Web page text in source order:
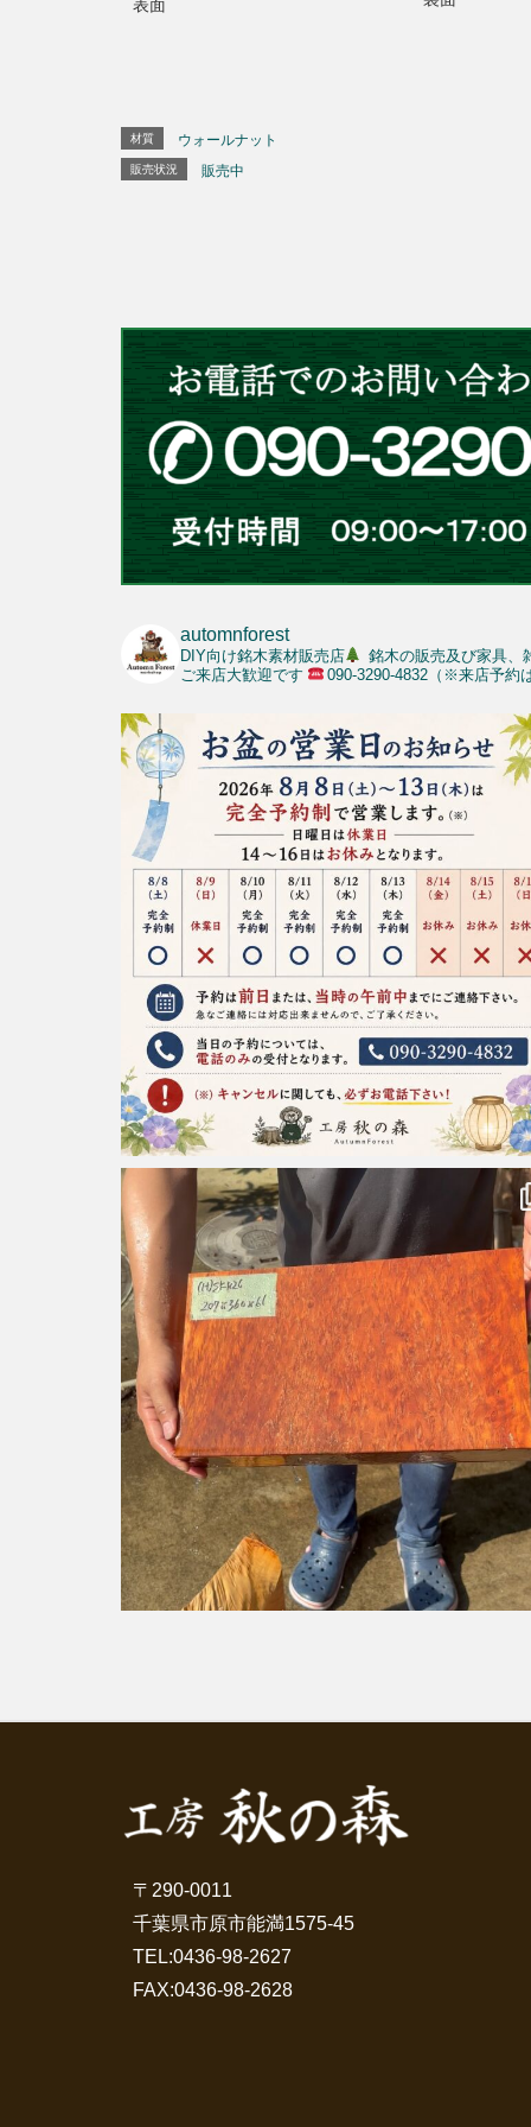
表面
材質 ウォールナット
販売状況 販売中
automnforest
DIY向け銘木素材販売店
銘木の販売及び家具、
ご来店大歓迎です
090-3290-4832（※来店予約
〒290-0011
千葉県市原市能満1575-45
TEL:0436-98-2627
FAX:0436-98-2628